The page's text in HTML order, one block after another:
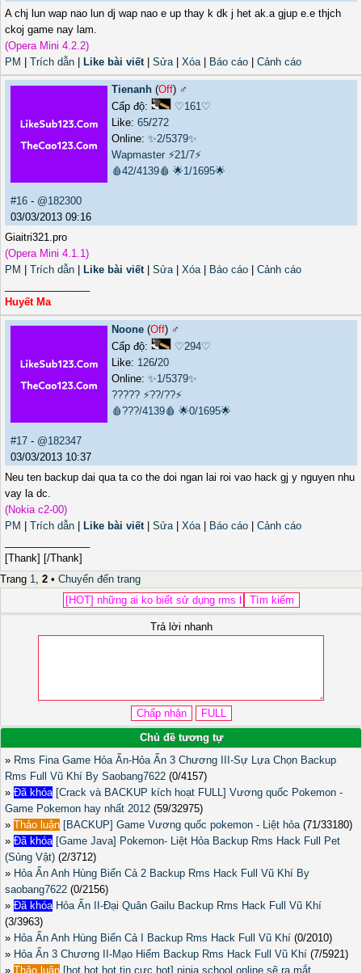
A chj lun wap nao lun dj wap nao e up thay k dk j het ak.a gjup e.e thjch
ckoj game nay lam.
(Opera Mini 4.2.2)
PM
Trích dẫn Like bài viết| Sửa| Xóa| Báo cáo Cảnh cáo
Tienanh (Off) ♂️
Cấp độ:
♡161♡
Like: 65/272
Online: ✨2/5379✨
Wapmaster ⚡21/7⚡
🩸42/4139🩸 🌟1/1695🌟
#16 - @182300
03/03/2013 09:16
Giaitri321.pro
(Opera Mini 4.1.1)
PM
Trích dẫn Like bài viết| Sửa| Xóa| Báo cáo
Cảnh cáo
Huyết Ma
Noone (Off) ♂️
Cấp độ:
♡294♡
Like: 126/20
Online: ✨1/5379✨
????? ⚡??/??⚡
🩸???/4139🩸 🌟0/1695🌟
#17 - @182347
03/03/2013 10:37
Neu ten backup dai qua ta co the doi ngan lai roi vao hack gj y nguyen nhu
vay la dc.
(Nokia c2-00)
PM
Trích dẫn Like bài viết| Sửa| Xóa| Báo cáo
Cảnh cáo
[Thank] [/Thank]
Trang 1, 2 • Chuyển đến trang
Trả lời nhanh
Chủ đề tương tự
» Rms Fina Game Hỏa Ấn-Hỏa Ấn 3 Chương III-Sự Lựa Chọn Backup
Rms Full Vũ Khí By Saobang7622 (0/4157)
» Đã khóa [Crack và BACKUP kích hoạt FULL] Vương quốc Pokemon -
Game Pokemon hay nhất 2012 (59/32975)
» Thảo luận [BACKUP] Game Vương quốc pokemon - Liệt hỏa(71/33180)
» Đã khóa [Game Java] Pokemon- Liệt Hỏa Backup Rms Hack Full Pet
(Sủng Vật) (2/3712)
» Hỏa Ấn Anh Hùng Biển Cả 2 Backup Rms Hack Full Vũ Khí By
saobang7622 (0/2156)
» Đã khóa Hỏa Ấn II-Đại Quân Gailu Backup Rms Hack Full Vũ Khí
(3/3963)
» Hỏa Ấn Anh Hùng Biển Cả I Backup Rms Hack Full Vũ Khí (0/2010)
» Hỏa Ấn 3 Chương II-Mạo Hiểm Backup Rms Hack Full Vũ Khí (7/5921)
» Thảo luận [hot hot hot tin cực hot] ninja school online sẽ ra mắt.